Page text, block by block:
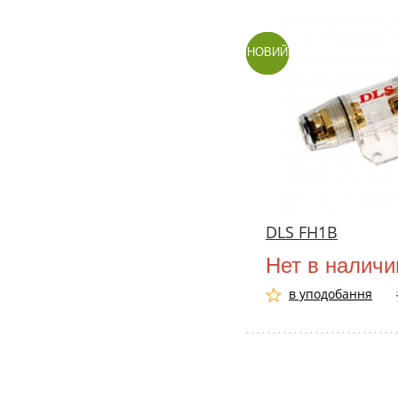
НОВИЙ
DLS FH1B
Нет в
в уподобання